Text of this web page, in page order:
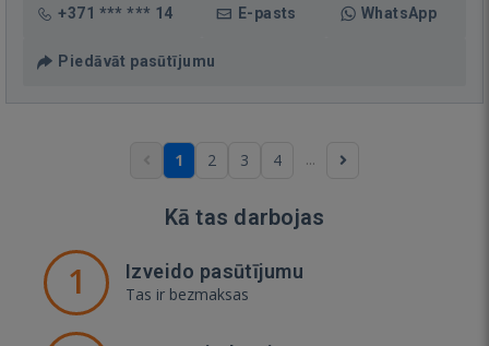
+371 *** *** 14 E-pasts WhatsApp
Piedāvāt pasūtījumu
1 2 3 4 ...
Kā tas darbojas
1 Izveido pasūtījumu
Tas ir bezmaksas